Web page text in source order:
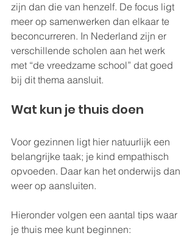
zijn dan die van henzelf. De focus ligt
meer op samenwerken dan elkaar te
beconcurreren. In Nederland zijn er
verschillende scholen aan het werk
met “de vreedzame school” dat goed
bij dit thema aansluit.
Wat kun je thuis doen
Voor gezinnen ligt hier natuurlijk een
belangrijke taak; je kind empathisch
opvoeden. Daar kan het onderwijs dan
weer op aansluiten.
Hieronder volgen een aantal tips waar
je thuis mee kunt beginnen: